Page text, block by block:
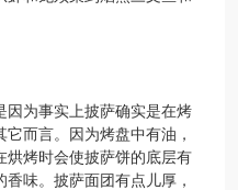
为事实上披萨确实是在烤
而言。因为烤盘中有油，
烘烤时会使披萨饼的底层有
味。披萨面团有点儿厚，